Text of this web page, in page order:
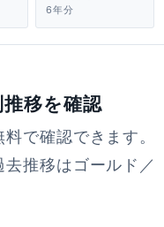
6年分
移を確認
で確認できます。
推移はゴールド／